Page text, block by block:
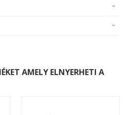
AMELY ELNYERHETI A